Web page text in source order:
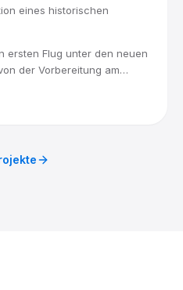
eines historischen
ersten Flug unter den neuen
der Vorbereitung am
Film noch am selben